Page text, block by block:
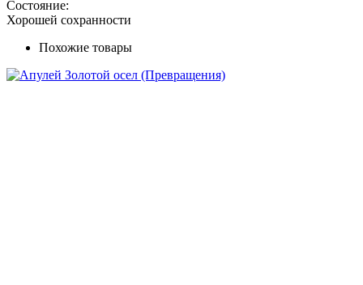
Состояние:
Хорошей сохранности
Похожие товары